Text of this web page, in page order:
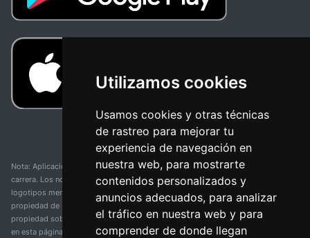
Utilizamos cookies
Usamos cookies y otras técnicas
de rastreo para mejorar tu
experiencia de navegación en
nuestra web, para mostrarte
contenidos personalizados y
anuncios adecuados, para analizar
el tráfico en nuestra web y para
comprender de donde llegan
Nota: Aplicación y web no oficial y no relacionada con ninguna organización o
carrera. Los nombres de equipos, competiciones, marcas comerciales y
logotipos mencionados en esta página de resultados de ciclismo son
propiedad de sus respectivos dueños. No tenemos afiliación, patrocinio ni
propiedad sobre estas marcas comerciales. Toda la información proporcionada
en esta página se presenta únicamente con fines informativos y para la